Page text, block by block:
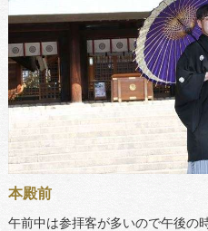
本殿前
午前中は参拝客が多いので午後の